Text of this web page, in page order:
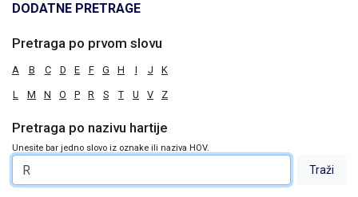
DODATNE PRETRAGE
Pretraga po prvom slovu
A B C D E F G H I J K
L M N O P R S T U V Z
Pretraga po nazivu hartije
Unesite bar jedno slovo iz oznake ili naziva HOV.